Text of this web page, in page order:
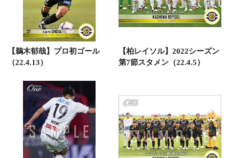
【鵜木郁哉】プロ初ゴール
（22.4.13）
【柏レイソル】2022シーズン
第7節スタメン（22.4.5）